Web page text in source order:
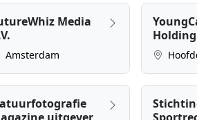
Media
Amsterdam
Holding